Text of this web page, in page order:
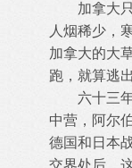
加拿大只
人烟稀少，
加拿大的大
跑，就算逃
六十三年
中营，阿尔
德国和日本
交界处后，